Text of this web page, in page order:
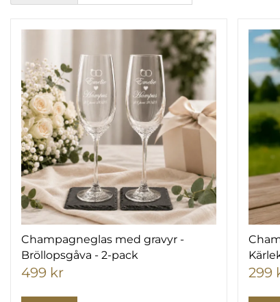
Champagneglas med gravyr -
Bröllopsgåva - 2-pack
499 kr 299